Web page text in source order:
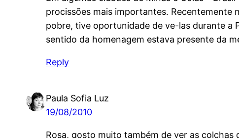
procissões mais importantes. Recentemente
pobre, tive oportunidade de ve-las durante a
sentido da homenagem estava presente da
Reply
Paula Sofia Luz
19/08/2010
Rosa, gosto muito também de ver as colchas